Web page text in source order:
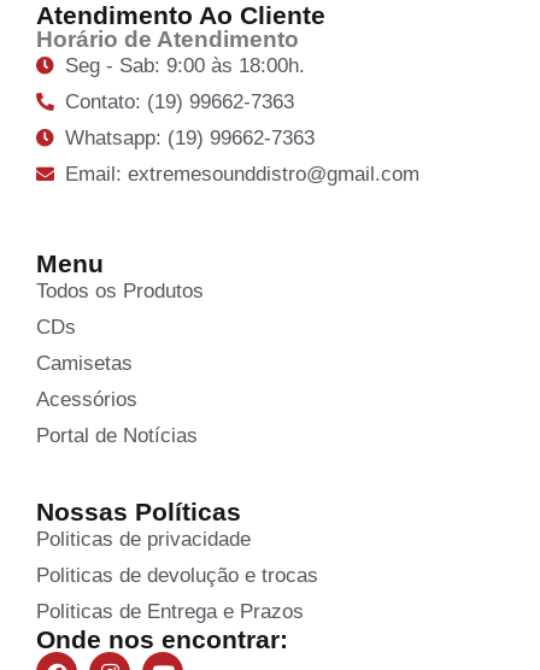
Atendimento Ao Cliente
Horário de Atendimento
Seg - Sab: 9:00 às 18:00h.
Contato: (19) 99662-7363
Whatsapp: (19) 99662-7363
Email: extremesounddistro@gmail.com
Menu
Todos os Produtos
CDs
Camisetas
Acessórios
Portal de Notícias
Nossas Políticas
Politicas de privacidade
Politicas de devolução e trocas
Politicas de Entrega e Prazos
Onde nos encontrar: